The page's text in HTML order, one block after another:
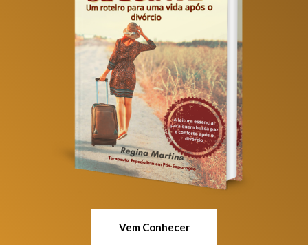
Vem Conhecer